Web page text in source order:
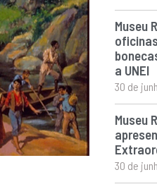
Museu
a UNEI
30 de
Museu
30 de